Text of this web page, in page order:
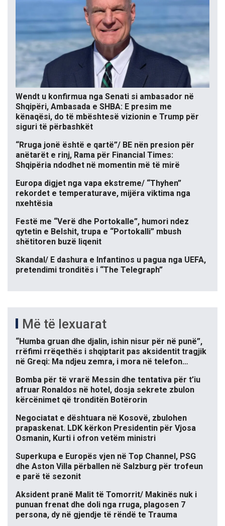
Wendt u konfirmua nga Senati si ambasador në
Shqipëri, Ambasada e SHBA: E presim me
kënaqësi, do të mbështesë vizionin e Trump për
siguri të përbashkët
“Rruga jonë është e qartë”/ BE nën presion për
anëtarët e rinj, Rama për Financial Times:
Shqipëria ndodhet në momentin më të mirë
Europa digjet nga vapa ekstreme/ “Thyhen”
rekordet e temperaturave, mijëra viktima nga
nxehtësia
Festë me “Verë dhe Portokalle”, humori ndez
qytetin e Belshit, trupa e “Portokalli” mbush
shëtitoren buzë liqenit
Skandal/ E dashura e Infantinos u pagua nga UEFA,
pretendimi tronditës i “The Telegraph”
Më të lexuarat
“Humba gruan dhe djalin, ishin nisur për në punë”,
rrëfimi rrëqethës i shqiptarit pas aksidentit tragjik
në Greqi: Ma ndjeu zemra, i mora në telefon…
Bomba për të vrarë Messin dhe tentativa për t’iu
afruar Ronaldos në hotel, dosja sekrete zbulon
kërcënimet që tronditën Botërorin
Negociatat e dështuara në Kosovë, zbulohen
prapaskenat. LDK kërkon Presidentin për Vjosa
Osmanin, Kurti i ofron vetëm ministri
Superkupa e Europës vjen në Top Channel, PSG
dhe Aston Villa përballen në Salzburg për trofeun
e parë të sezonit
Aksident pranë Malit të Tomorrit/ Makinës nuk i
punuan frenat dhe doli nga rruga, plagosen 7
persona, dy në gjendje të rëndë te Trauma